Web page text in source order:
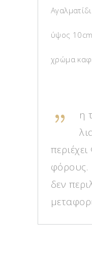
ύψος 10cm
χρώμα
η
φόρους.
δεν